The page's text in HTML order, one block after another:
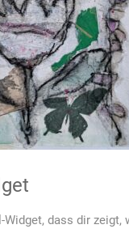
dass dir zeigt,